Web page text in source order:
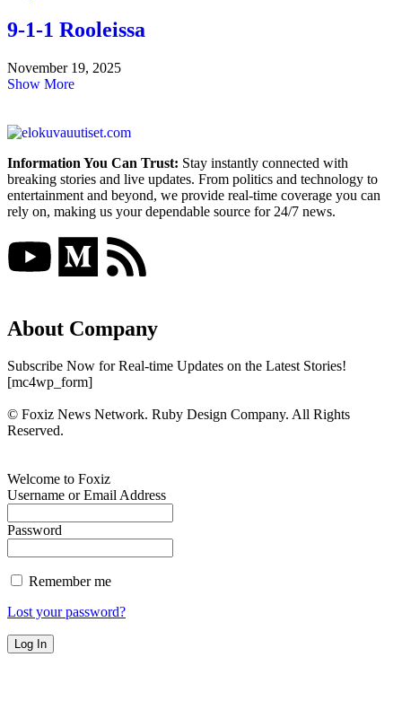
9-1-1 Rooleissa
November 19, 2025
Show More
Information You Can Trust: Stay instantly connected with
breaking stories and live updates. From politics and technology to
entertainment and beyond, we provide real-time coverage you can
rely on, making us your dependable source for 24/7 news.
About Company
Subscribe Now for Real-time Updates on the Latest Stories!
[mc4wp_form]
© Foxiz News Network. Ruby Design Company. All Rights
Reserved.
Welcome to Foxiz
Username or Email Address
Password
Remember me
Lost your password?